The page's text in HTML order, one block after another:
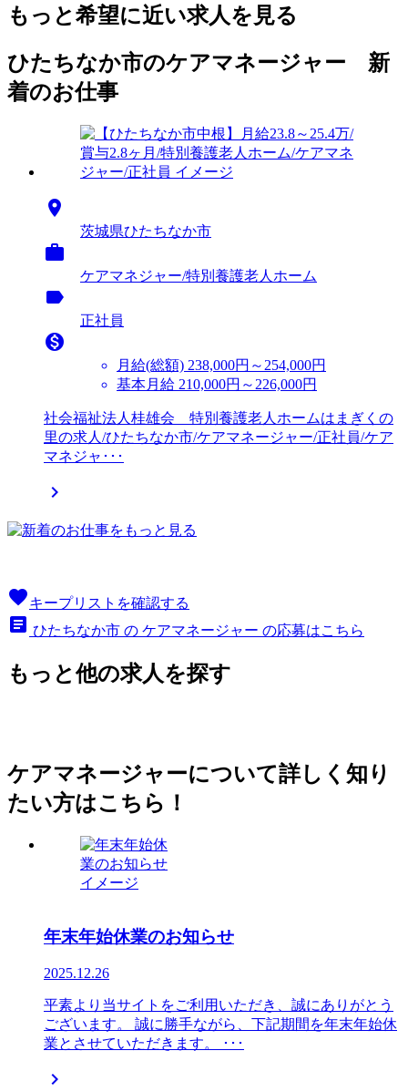
もっと希望に近い求人を見る
ひたちなか市のケアマネージャー 新
着のお仕事

茨城県ひたちなか市

ケアマネジャー/特別養護老人ホーム
label
正社員

月給(総額) 238,000円～254,000円
基本月給 210,000円～226,000円
社会福祉法人桂雄会 特別養護老人ホームはまぎくの
里の求人/ひたちなか市/ケアマネージャー/正社員/ケア
マネジャ･･･

favoriteキープリストを確認する
article ひたちなか市 の ケアマネージャー の応募はこちら
もっと他の求人を探す
ケアマネージャーについて詳しく知り
たい方はこちら！
年末年始休業のお知らせ
2025.12.26
平素より当サイトをご利用いただき、誠にありがとう
ございます。 誠に勝手ながら、下記期間を年末年始休
業とさせていただきます。 ･･･
